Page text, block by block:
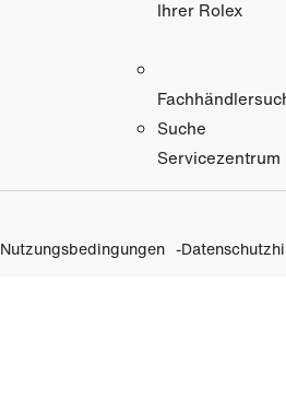
Ihrer Rolex
Suche
Servicezentrum
Nutzungsbedingungen